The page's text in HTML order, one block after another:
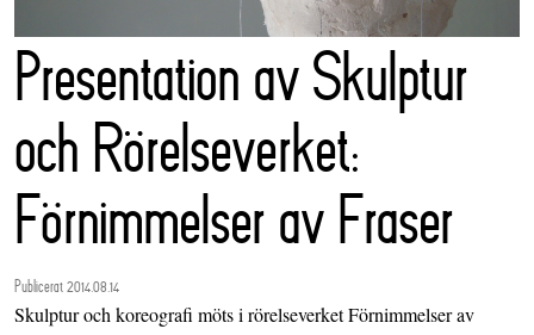
Presentation av Skulptur
och Rörelseverket:
Förnimmelser av Fraser
Publicerat 2014.08.14
Skulptur och koreografi möts i rörelseverket Förnimmelser av